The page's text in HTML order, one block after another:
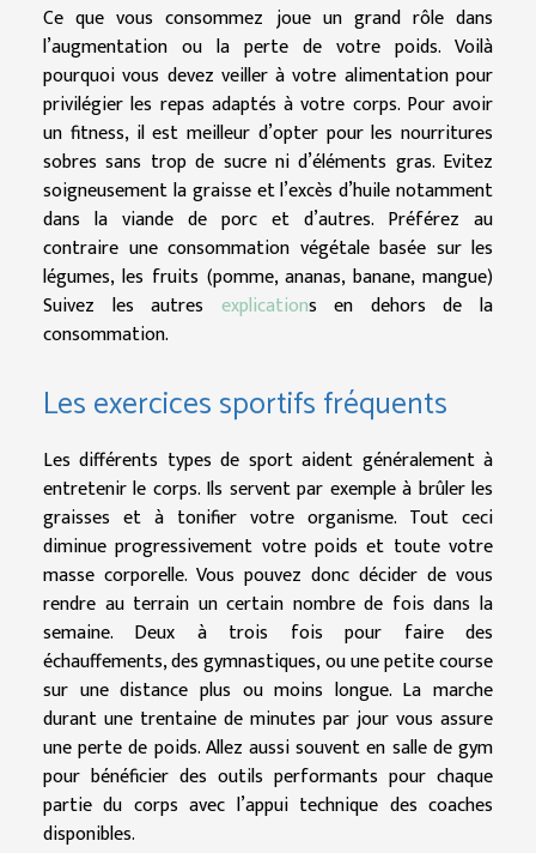
Ce que vous consommez joue un grand rôle dans
l’augmentation ou la perte de votre poids. Voilà
pourquoi vous devez veiller à votre alimentation pour
privilégier les repas adaptés à votre corps. Pour avoir
un fitness, il est meilleur d’opter pour les nourritures
sobres sans trop de sucre ni d’éléments gras. Evitez
soigneusement la graisse et l’excès d’huile notamment
dans la viande de porc et d’autres. Préférez au
contraire une consommation végétale basée sur les
légumes, les fruits (pomme, ananas, banane, mangue)
Suivez les autres explications en dehors de la
consommation.
Les exercices sportifs fréquents
Les différents types de sport aident généralement à
entretenir le corps. Ils servent par exemple à brûler les
graisses et à tonifier votre organisme. Tout ceci
diminue progressivement votre poids et toute votre
masse corporelle. Vous pouvez donc décider de vous
rendre au terrain un certain nombre de fois dans la
semaine. Deux à trois fois pour faire des
échauffements, des gymnastiques, ou une petite course
sur une distance plus ou moins longue. La marche
durant une trentaine de minutes par jour vous assure
une perte de poids. Allez aussi souvent en salle de gym
pour bénéficier des outils performants pour chaque
partie du corps avec l’appui technique des coaches
disponibles.